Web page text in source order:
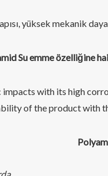
yüksek mekanik
Su emme özelliğine
with its high
of the product with